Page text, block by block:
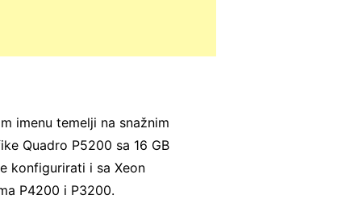
imenu temelji na snažnim
Quadro P5200 sa 16 GB
konfigurirati i sa Xeon
P4200 i P3200.